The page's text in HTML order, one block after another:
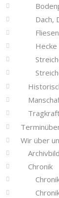
Dach,
Wir über
Chronik